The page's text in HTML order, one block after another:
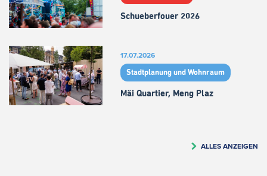
Schueberfouer 2026
17.07.2026
Stadtplanung und Wohnraum
Mäi Quartier, Meng Plaz
ALLES ANZEIGEN